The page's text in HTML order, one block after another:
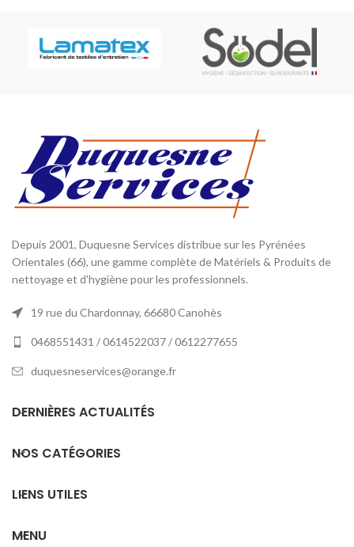
Depuis 2001, Duquesne Services distribue sur les Pyrénées
Orientales (66), une gamme complète de Matériels & Produits de
nettoyage et d'hygiène pour les professionnels.
19 rue du Chardonnay, 66680 Canohès
0468551431 / 0614522037 / 0612277655
duquesneservices@orange.fr
DERNIÈRES ACTUALITÉS
NOS CATÉGORIES
LIENS UTILES
MENU